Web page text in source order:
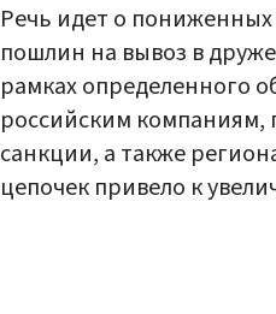
Речь идет о
пошлин на вывоз в
рамках определенного
российским компаниям,
санкции, а также
цепочек привело к